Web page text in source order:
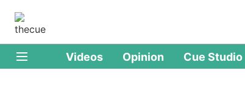
Videos Opinion Cue Studio